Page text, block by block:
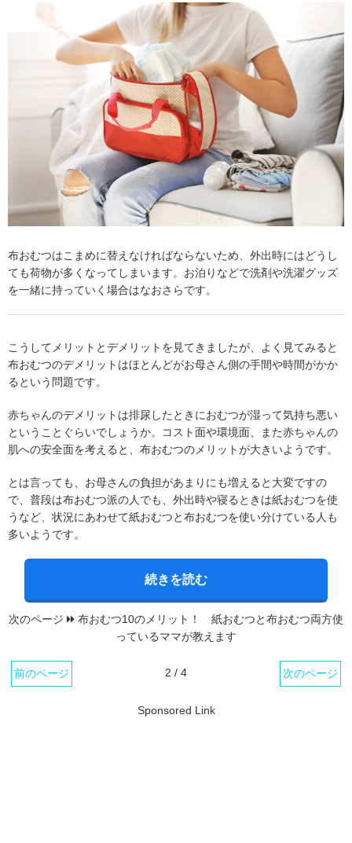
布おむつはこまめに替えなければならないため、外出時にはどうし
ても荷物が多くなってしまいます。お泊りなどで洗剤や洗濯グッズ
を一緒に持っていく場合はなおさらです。
こうしてメリットとデメリットを見てきましたが、よく見てみると
布おむつのデメリットはほとんどがお母さん側の手間や時間がかか
るという問題です。
赤ちゃんのデメリットは排尿したときにおむつが湿って気持ち悪い
ということぐらいでしょうか。コスト面や環境面、また赤ちゃんの
肌への安全面を考えると、布おむつのメリットが大きいようです。
とは言っても、お母さんの負担があまりにも増えると大変ですの
で、普段は布おむつ派の人でも、外出時や寝るときは紙おむつを使
うなど、状況にあわせて紙おむつと布おむつを使い分けている人も
多いようです。
続きを読む
次のページ
布おむつ10のメリット！ 紙おむつと布おむつ両方使
っているママが教えます
前のページ 2 / 4 次のページ
Sponsored Link